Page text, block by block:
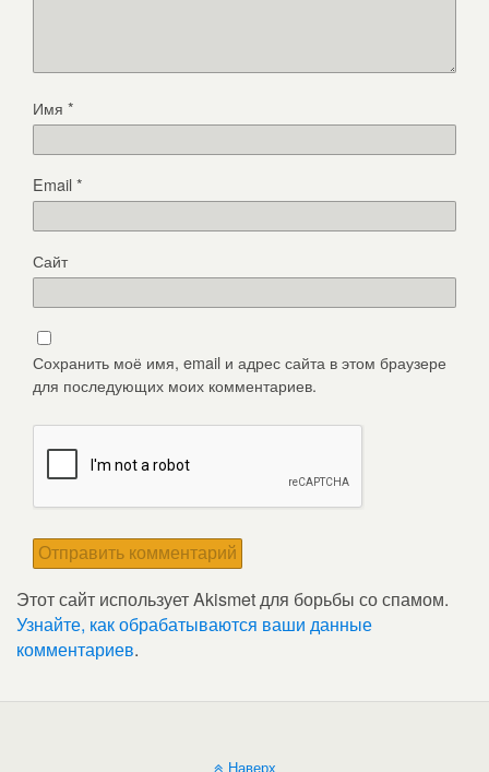
Имя *
Email*
Сайт
Сохранить моё имя, email и адрес сайта в этом браузере
для последующих моих комментариев.
Этот сайт использует Akismet для борьбы со спамом.
Узнайте, как обрабатываются ваши данные
комментариев.
Наверх